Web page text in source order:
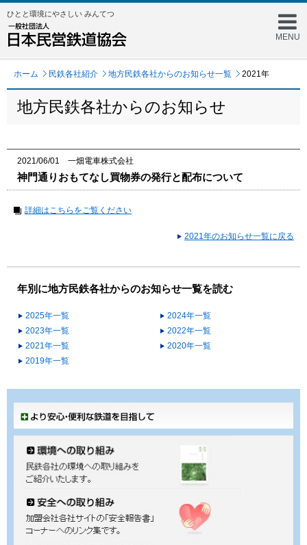
MENU
ひとと環境にやさしい みんてつ
ホーム 民鉄各社紹介 地方民鉄各社からのお知らせ一覧 2021年
地方民鉄各社からのお知らせ
2021/06/01 一畑電車株式会社
神門通りおもてなし買物券の発行と配布について
詳細はこちらをご覧ください
2021年のお知らせ一覧に戻る
年別に地方民鉄各社からのお知らせ一覧を読む
2025年一覧
2024年一覧
2023年一覧
2022年一覧
2021年一覧
2020年一覧
2019年一覧